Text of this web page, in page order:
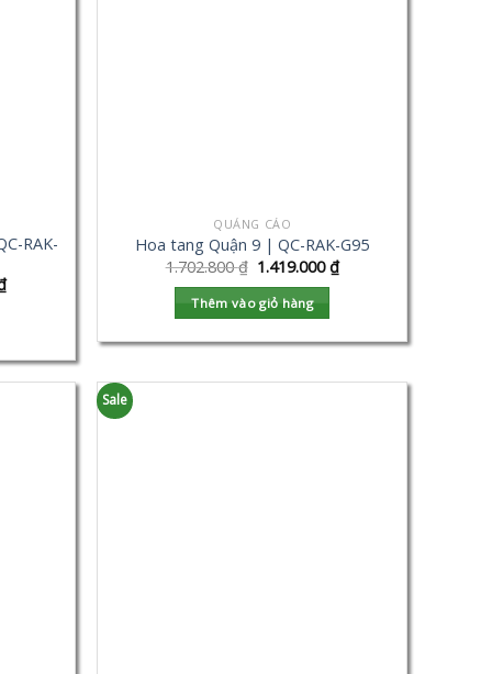
RAK-
QUẢNG CÁO
Hoa tang Quận 9 | QC-RAK-G95
1.702.800₫ 1.419.000₫
Thêm vào giỏ hàng
Sale